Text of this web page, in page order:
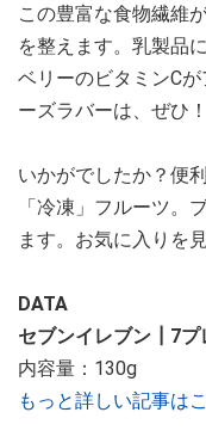
この豊富な食物繊維
を整えます。乳製品
ベリーのビタミンC
ーズラバーは、ぜひ！
いかがでしたか？便
「冷凍」フルーツ。
ます。お気に入りを
DATA
セブンイレブン┃7プ
内容量：130g
もっと詳しい記事は